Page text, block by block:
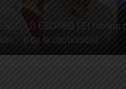
LO ESCRIBO | El tablero
o de la continuidad